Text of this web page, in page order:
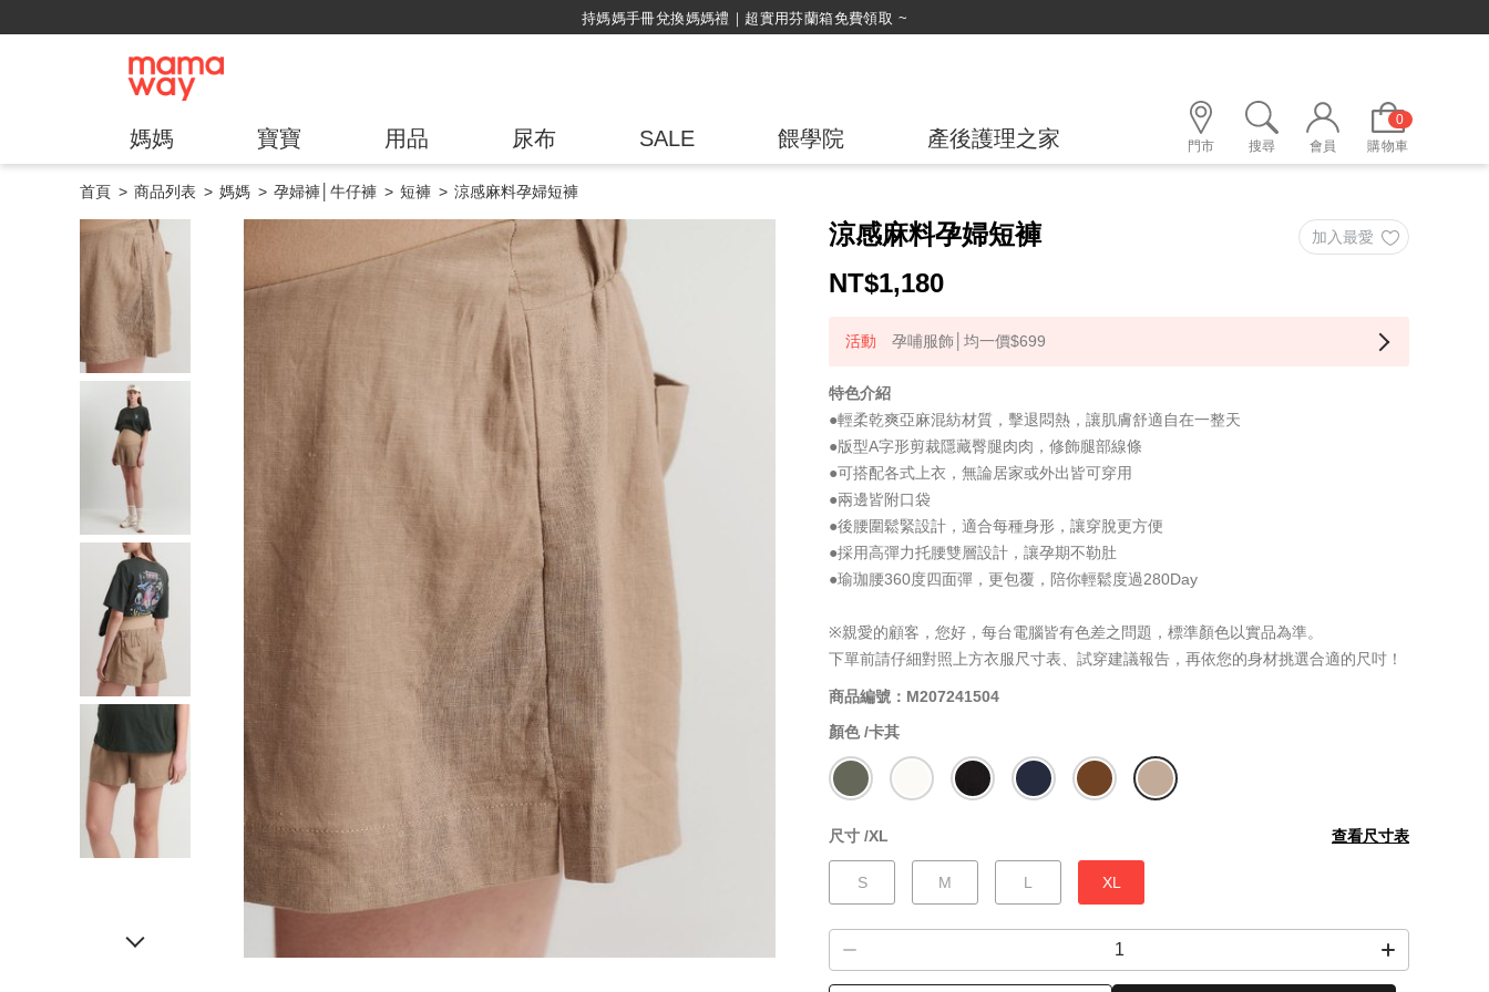
綁定LINE好友，500購物金立即折！
媽媽 寶寶 用品 尿布 SALE 餵學院 產後護理之家 門市 搜尋 會員
0
購物車
首頁 商品列表 媽媽 孕婦褲│牛仔褲 短褲 涼感麻料孕婦短褲
涼感麻料孕婦短褲
NT$1,180
孕哺服飾│均一價$699
特色介紹
●輕柔乾爽亞麻混紡材質，擊退悶熱，讓肌膚舒適自在一整天
●版型A字形剪裁隱藏臀腿肉肉，修飾腿部線條
●可搭配各式上衣，無論居家或外出皆可穿用
●兩邊皆附口袋
●後腰圍鬆緊設計，適合每種身形，讓穿脫更方便
●採用高彈力托腰雙層設計，讓孕期不勒肚
●瑜珈腰360度四面彈，更包覆，陪你輕鬆度過280Day
※親愛的顧客，您好，每台電腦皆有色差之問題，標準顏色以實品為準。
下單前請仔細對照上方衣服尺寸表、試穿建議報告，再依您的身材挑選合適的尺吋！
商品編號：M207241504
顏色 /卡其
尺寸 /XL 查看尺寸表
S M L XL